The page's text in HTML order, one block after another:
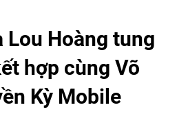
Lou Hoàng tung
hợp cùng Võ
Kỳ Mobile